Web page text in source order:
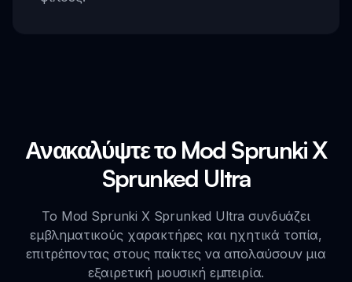
Ανακαλύψτε το Mod Sprunki X
Sprunked Ultra
Το Mod Sprunki X Sprunked Ultra συνδυάζει
εμβληματικούς χαρακτήρες και ηχητικά τοπία,
επιτρέποντας στους παίκτες να απολαύσουν μια
εξαιρετική μουσική εμπειρία.